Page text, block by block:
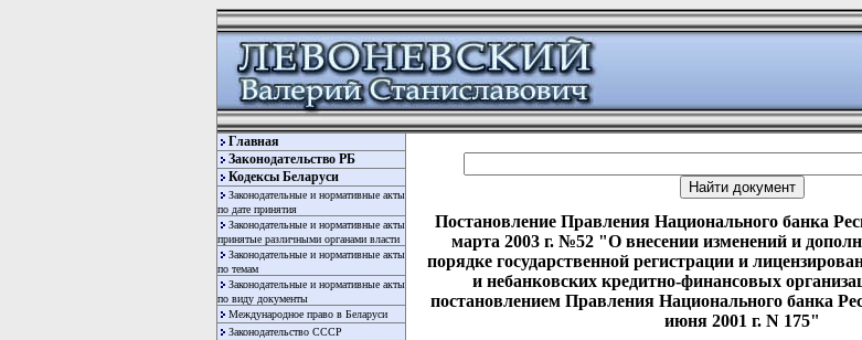
Главная
Законодательство РБ
Кодексы Беларуси
Законодательные и нормативные акты
по дате принятия
Законодательные и нормативные акты
принятые различными органами власти
Законодательные и нормативные акты
по темам
Законодательные и нормативные акты
по виду документы
Международное право в Беларуси
Законодательство СССР
Постановление Правления Национального банка
марта 2003 г. №52 "О внесении изменений и
порядке государственной регистрации и
и небанковских кредитно-финансовых
постановлением Правления Национального банка
июня 2001 г. N 175"